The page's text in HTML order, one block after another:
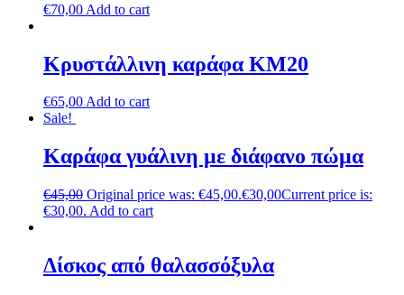
€70,00 Add to cart
Κρυστάλλινη καράφα ΚΜ20
€65,00Add to cart
Sale!
Καράφα γυάλινη με διάφανο πώμα
€45,00 Original price was: €45,00.€30,00Current price is:
€30,00. Add to cart
Δίσκος από θαλασσόξυλα